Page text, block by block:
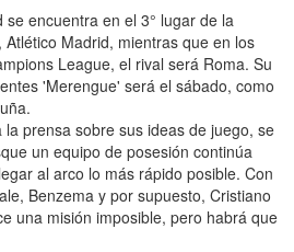
encuentra en el 3° lugar de la
Atlético Madrid, mientras que en los
League, el rival será Roma. Su
'Merengue' será el sábado, como
prensa sobre sus ideas de juego, se
un equipo de posesión continúa
al arco lo más rápido posible. Con
Benzema y por supuesto, Cristiano
una misión imposible, pero habrá que